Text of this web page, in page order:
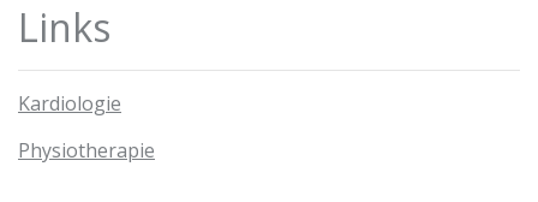
Links
Kardiologie
Physiotherapie